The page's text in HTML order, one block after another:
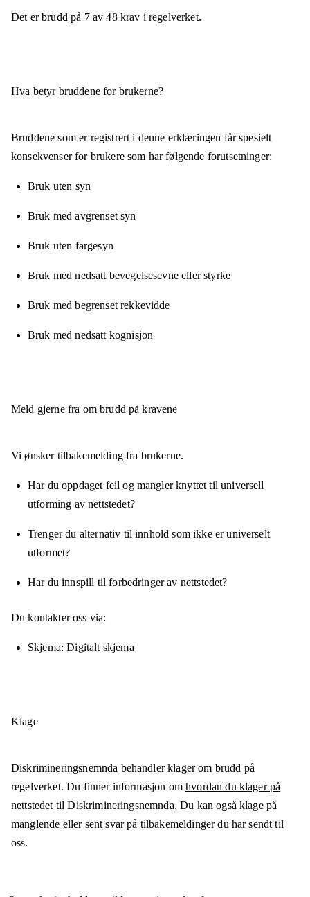
Det er brudd på 7av48krav i regelverket.
Hva betyr bruddene for brukerne?
Bruddene som er registrert i denne erklæringen får spesielt
konsekvenser for brukere som har følgende forutsetninger:
Bruk uten syn
Bruk med avgrenset syn
Bruk uten fargesyn
Bruk med nedsatt bevegelsesevne eller styrke
Bruk med begrenset rekkevidde
Bruk med nedsatt kognisjon
Meld gjerne fra om brudd på kravene
Vi ønsker tilbakemelding fra brukerne.
Har du oppdaget feil og mangler knyttet til universell
utforming av nettstedet?
Trenger du alternativ til innhold som ikke er universelt
utformet?
Har du innspill til forbedringer av nettstedet?
Du kontakter oss via:
Skjema Digitalt skjema
Klage
Diskrimineringsnemnda behandler klager om brudd på
regelverket. Du finner informasjon omhvordan du klager på
nettstedet til Diskrimineringsnemnda. Du kan også klage på
manglende eller sent svar på tilbakemeldinger du har sendt til
oss.